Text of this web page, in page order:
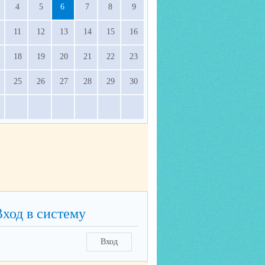
4 5 6 7 8 9
11 12 13 14 15 16
18 19 20 21 22 23
25 26 27 28 29 30
в систему
Вход